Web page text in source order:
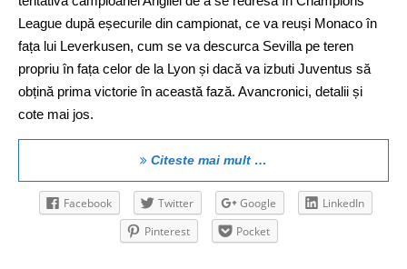
League după eșecurile din campionat, ce va reuși Monaco în
fața lui Leverkusen, cum se va descurca Sevilla pe teren
propriu în fața celor de la Lyon și dacă va izbuti Juventus să
obțină prima victorie în această fază. Avancronici, detalii și
cote mai jos.
Citeste mai mult …
Facebook Twitter Google
LinkedIn
Pinterest
Pocket